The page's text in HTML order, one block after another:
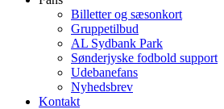
Billetter og sæsonkort
Gruppetilbud
AL Sydbank Park
Sønderjyske fodbold support
Udebanefans
Nyhedsbrev
Kontakt